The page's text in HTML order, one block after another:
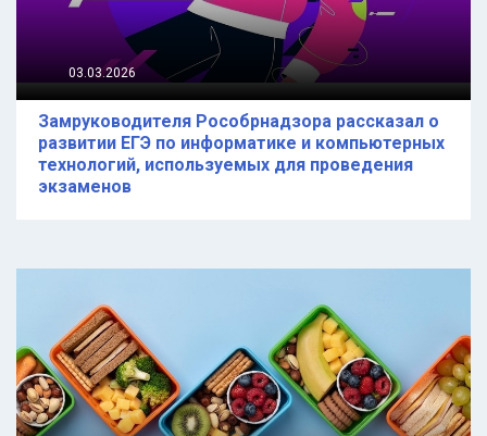
03.03.2026
Замруководителя Рособрнадзора рассказал о
развитии ЕГЭ по информатике и компьютерных
технологий, используемых для проведения
экзаменов